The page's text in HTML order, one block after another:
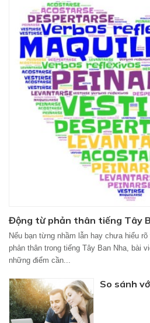
Động từ phản thân tiếng Tây
Nếu bạn từng nhầm lẫn hay chưa hiểu
phản thân trong tiếng Tây Ban Nha, bài
những điểm cần...
So sánh